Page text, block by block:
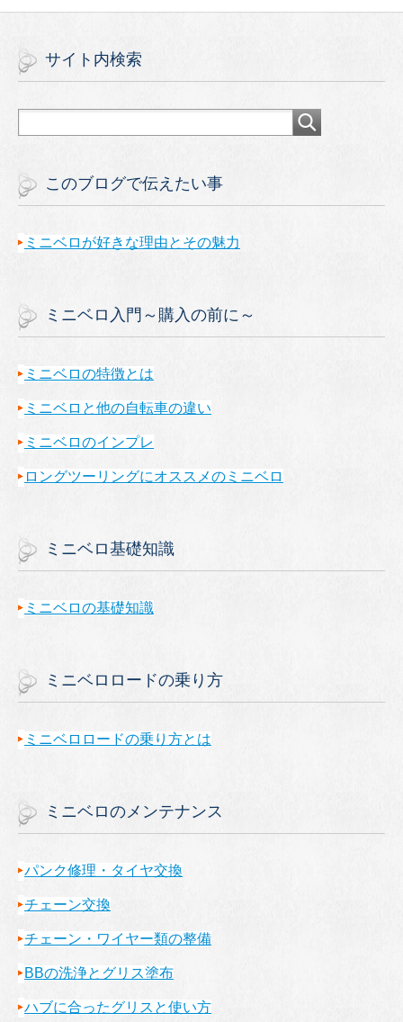
サイト内検索
このブログで伝えたい事
ミニベロが好きな理由とその魅力
ミニベロ入門～購入の前に～
ミニベロの特徴とは
ミニベロと他の自転車の違い
ミニベロのインプレ
ロングツーリングにオススメのミニベロ
ミニベロ基礎知識
ミニベロの基礎知識
ミニベロロードの乗り方
ミニベロロードの乗り方とは
ミニベロのメンテナンス
パンク修理・タイヤ交換
チェーン交換
チェーン・ワイヤー類の整備
BBの洗浄とグリス塗布
ハブに合ったグリスと使い方